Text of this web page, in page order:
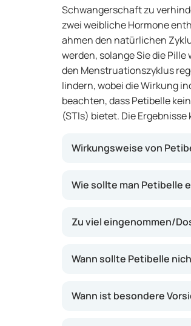
Schwangerschaft zu
zwei weibliche Hormone
ahmen den natürlichen
werden, solange Sie die
den Menstruationszyklus
lindern, wobei die Wirkung
beachten, dass Petibelle
(STIs) bietet. Die
Wirkungsweise von
(wodurch das Eindringen
befruchteten Eizelle
Zyklus und weniger
Wie sollte man Petibelle
Zu viel eingenommen/
Wann sollte Petibelle
Wann ist besondere